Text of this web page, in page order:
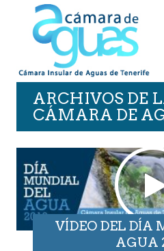
ARCHIVOS DE
CÁMARA DE
VÍDEO DEL DÍA
AGUA